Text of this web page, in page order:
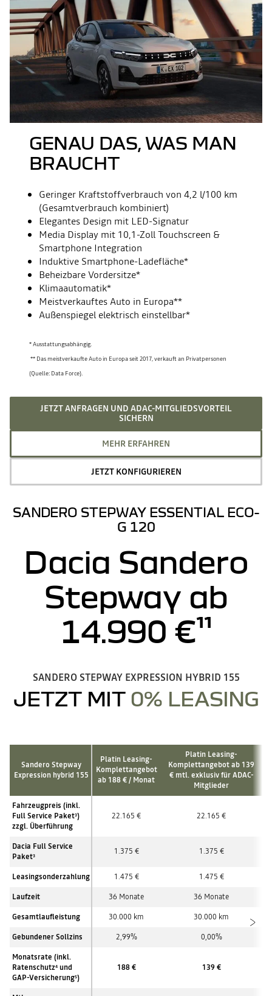
GENAU DAS, WAS MAN
BRAUCHT
Geringer Kraftstoffverbrauch von 4,2 l/100 km
(Gesamtverbrauch kombiniert)
Elegantes Design mit LED-Signatur
Media Display mit 10,1-Zoll Touchscreen &
Smartphone Integration
Induktive Smartphone-Ladefläche*
Beheizbare Vordersitze*
Klimaautomatik*
Meistverkauftes Auto in Europa**
Außenspiegel elektrisch einstellbar*
* Ausstattungsabhängig.
** Das meistverkaufte Auto in Europa seit 2017, verkauft an Privatpersonen
(Quelle: Data Force).
JETZT ANFRAGEN UND ADAC-MITGLIEDSVORTEIL
SICHERN
MEHR ERFAHREN
JETZT KONFIGURIEREN
SANDERO STEPWAY ESSENTIAL ECO-
G 120
Dacia Sandero
Stepway ab
14.990 €¹¹
SANDERO STEPWAY EXPRESSION HYBRID 155
JETZT MIT 0% LEASING
Sandero Stepway
Expression hybrid 155
Platin Leasing-
Komplettangebot
ab 188 € / Monat
Platin Leasing-
Komplettangebot ab 139
€ mtl. exklusiv für ADAC-
Mitglieder
Fahrzeugpreis (inkl.
Full Service Paket3)
zzgl. Überführung
22.165 € 22.165 €
Dacia Full Service
Paket3 1.375 € 1.375 €
Leasingsonderzahlung 1.475 € 1.475 €
Laufzeit 36 Monate 36 Monate
Gesamtlaufleistung 30.000 km 30.000 km
Gebundener Sollzins 2,99% 0,00%
Monatsrate (inkl.
Ratenschutz4 und
GAP-Versicherung5)
188 € 139 €